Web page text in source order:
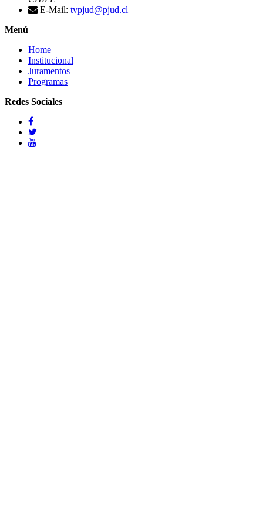
E-Mail: tvpjud@pjud.cl
Menú
Home
Institucional
Juramentos
Programas
Redes Sociales